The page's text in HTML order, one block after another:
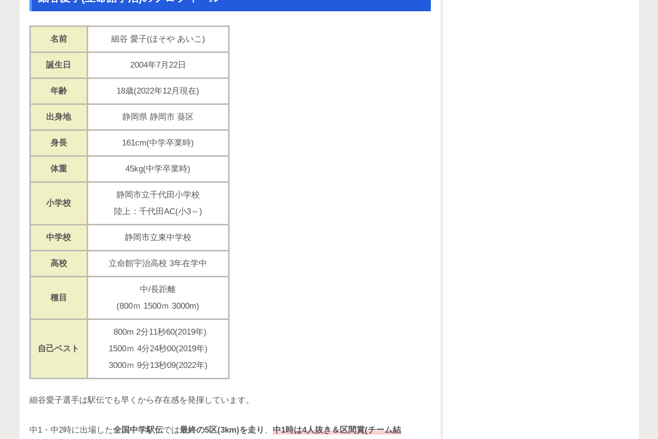
名前 細谷 愛子(ほそや あいこ)
誕生日 2004年7月22日
年齢 18歳(2022年12月現在)
出身地 静岡県 静岡市 葵区
身長 161cm(中学卒業時)
体重 45kg(中学卒業時)
小学校
静岡市立千代田小学校
陸上：千代田AC(小3～)
中学校 静岡市立東中学校
高校 立命館宇治高校 3年在学中
種目
中/長距離
(800ｍ 1500ｍ 3000m)
自己ベスト
800m 2分11秒60(2019年)
1500ｍ 4分24秒00(2019年)
3000ｍ 9分13秒09(2022年)
細谷愛子選手は駅伝でも早くから存在感を発揮しています。
中1・中2時に出場した全国中学駅伝では最終の5区(3km)を走り 、 中1時は4人抜き＆区間賞(チーム結